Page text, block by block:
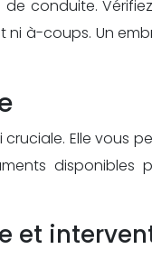
conduite.
ni à-coups. Un
Elle vous
et